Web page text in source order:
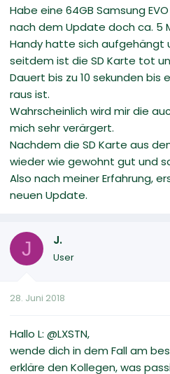
Habe eine 64GB Samsung
nach dem Update doch ca. 5
Handy hatte sich aufgehängt
seitdem ist die SD Karte tot
Dauert bis zu 10 sekunden bis
raus ist.
Wahrscheinlich wird mir die
mich sehr verärgert.
Nachdem die SD Karte aus
wieder wie gewohnt gut und
Also nach meiner Erfahrung,
neuen Update.
J J.
User
28. Juni 2018
Hallo L: @LXSTN,
wende dich in dem Fall am
erkläre den Kollegen, was